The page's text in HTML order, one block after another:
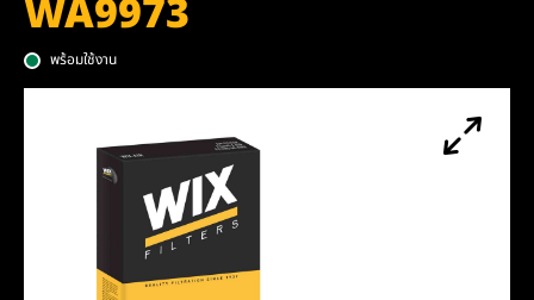
WA9973
พร้อมใช้งาน